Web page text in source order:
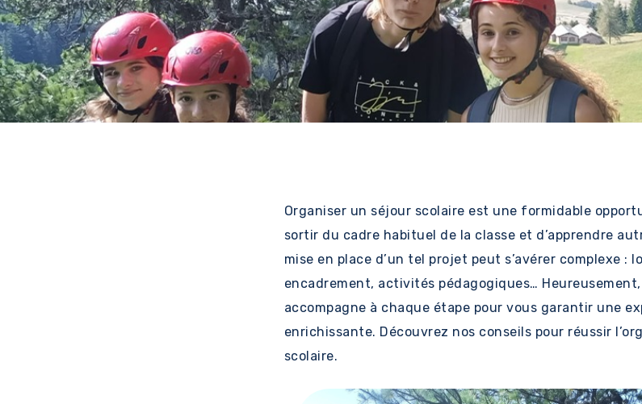
Organiser un séjour scolaire est une formidable
sortir du cadre habituel de la classe et d’apprendre
mise en place d’un tel projet peut s’avérer complexe :
encadrement, activités pédagogiques… Heureusement,
accompagne à chaque étape pour vous garantir une
enrichissante. Découvrez nos conseils pour réussir
scolaire.